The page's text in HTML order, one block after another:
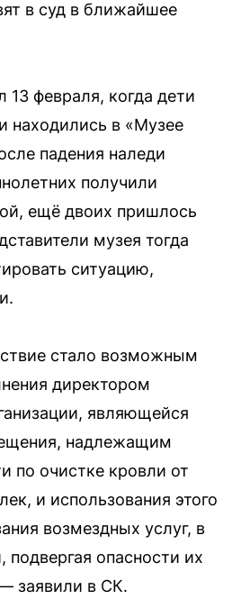
в суд в ближайшее
февраля, когда дети
находились в «Музее
падения наледи
получили
ещё двоих пришлось
музея тогда
ситуацию,
стало возможным
директором
являющейся
надлежащим
по очистке кровли от
и использования этого
возмездных услуг, в
подвергая опасности их
заявили в СК.